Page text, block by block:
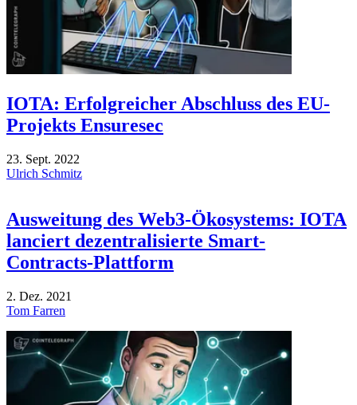
IOTA: Erfolgreicher Abschluss des EU-
Projekts Ensuresec
23. Sept. 2022
Ulrich Schmitz
Ausweitung des Web3-Ökosystems: IOTA
lanciert dezentralisierte Smart-
Contracts-Plattform
2. Dez. 2021
Tom Farren